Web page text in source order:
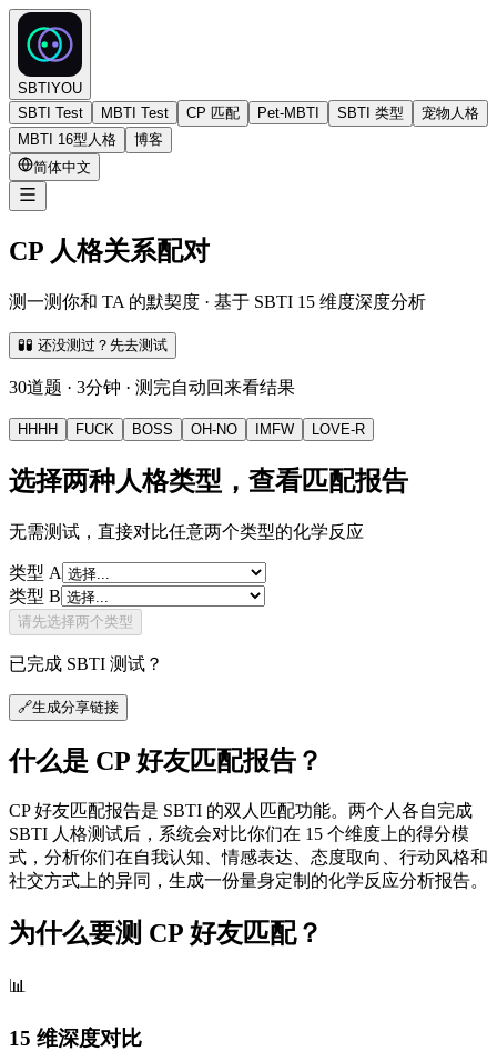
SBTIYOU
SBTI Test
MBTI Test CP 匹配 Pet-MBTI SBTI 类型
宠物人格
MBTI 16型人格
博客
简体中文
CP 人格关系配对
测一测你和 TA 的默契度 · 基于 SBTI 15 维度深度分析
🧪🧪 还没测过？先去测试
30道题 · 3分钟 · 测完自动回来看结果
HHHH FUCK BOSS OH-NO IMFW LOVE-R
选择两种人格类型，查看匹配报告
无需测试，直接对比任意两个类型的化学反应
类型 A
类型 B
请先选择两个类型
已完成 SBTI 测试？
🔗生成分享链接
什么是 CP 好友匹配报告？
CP 好友匹配报告是 SBTI 的双人匹配功能。两个人各自完成
SBTI 人格测试后，系统会对比你们在 15 个维度上的得分模
式，分析你们在自我认知、情感表达、态度取向、行动风格和
社交方式上的异同，生成一份量身定制的化学反应分析报告。
为什么要测 CP 好友匹配？
📊
15 维深度对比